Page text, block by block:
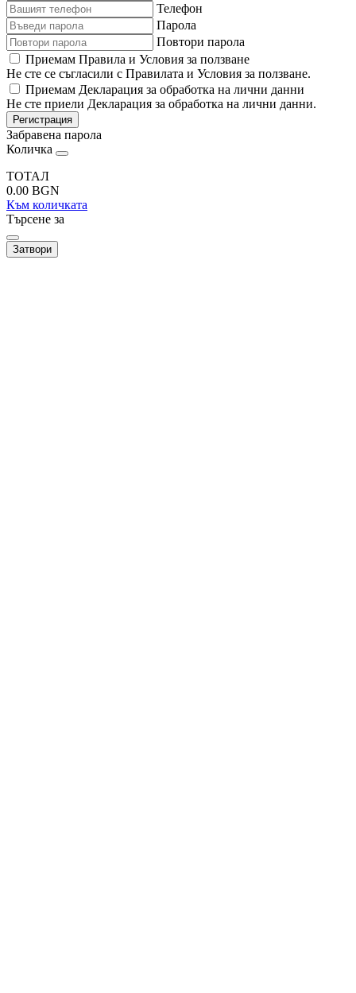
Телефон
Парола
Повтори парола
Приемам Правила и Условия за ползване
Не сте се съгласили с Правилата и Условия за ползване.
Приемам Декларация за обработка на лични данни
Не сте приели Декларация за обработка на лични данни.
Регистрация
Забравена парола
Количка
ТОТАЛ
0.00 BGN
Към количката
Търсене за
Затвори